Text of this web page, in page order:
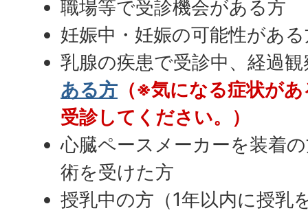
職場等で受診機会がある方
妊娠中・妊娠の可能性があ
乳腺の疾患で受診中、経過
ある方 （※気になる症状が
受診してください。）
心臓ペースメーカーを装着
術を受けた方
授乳中の方（1年以内に授乳